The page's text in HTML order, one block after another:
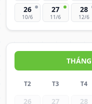
26
10/6
27
11/6
28
12/6
T2 T3 T4
26 27 28